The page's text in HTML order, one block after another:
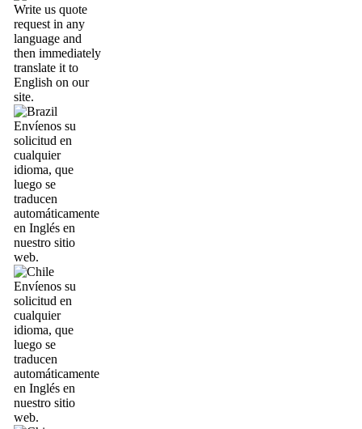
Write us quote
request in any
language and
then immediately
translate it to
English on our
site.
Envíenos su
solicitud en
cualquier
idioma, que
luego se
traducen
automáticamente
en Inglés en
nuestro sitio
web.
Envíenos su
solicitud en
cualquier
idioma, que
luego se
traducen
automáticamente
en Inglés en
nuestro sitio
web.